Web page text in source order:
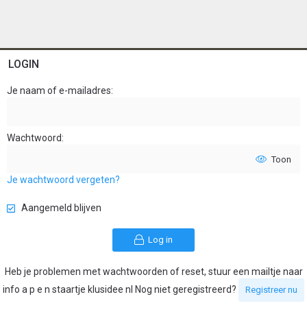
LOGIN
Je naam of e-mailadres
Wachtwoord
Toon
Je wachtwoord vergeten?
Aangemeld blijven
Log in
Heb je problemen met wachtwoorden of reset, stuur een mailtje naar
info a p e n staartje klusidee nl Nog niet geregistreerd?
Registreer nu